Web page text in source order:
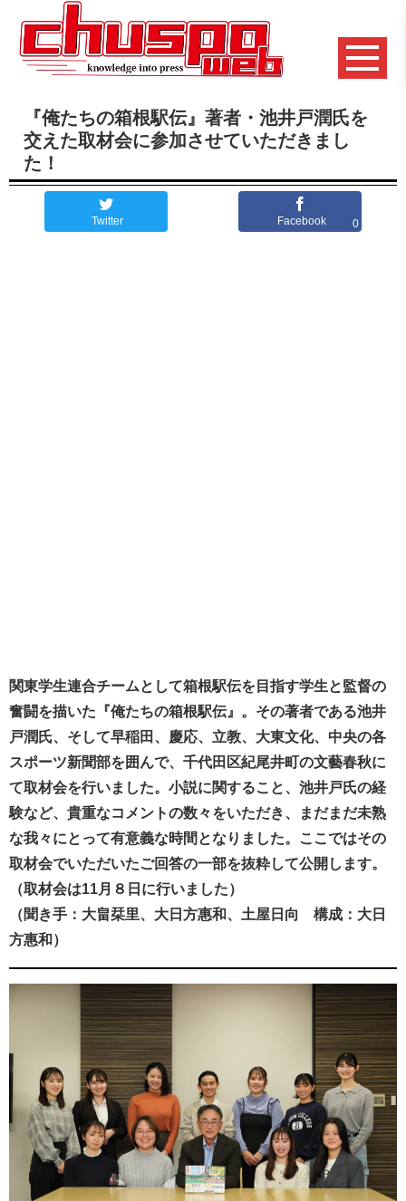
『俺たちの箱根駅伝』著者・池井戸潤氏を
交えた取材会に参加させていただきまし
た！
Twitter Facebook 0
関東学生連合チームとして箱根駅伝を目指す学生と監督の
奮闘を描いた『俺たちの箱根駅伝』。その著者である池井
戸潤氏、そして早稲田、慶応、立教、大東文化、中央の各
スポーツ新聞部を囲んで、千代田区紀尾井町の文藝春秋に
て取材会を行いました。小説に関すること、池井戸氏の経
験など、貴重なコメントの数々をいただき、まだまだ未熟
な我々にとって有意義な時間となりました。ここではその
取材会でいただいたご回答の一部を抜粋して公開します。
（取材会は11月８日に行いました）
（聞き手：大畠栞里、大日方惠和、土屋日向 構成：大日
方惠和）